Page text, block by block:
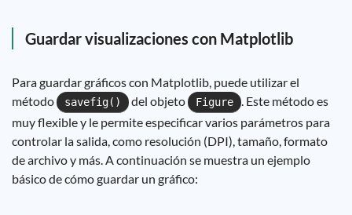
Guardar visualizaciones con Matplotlib
Para guardar gráficos con Matplotlib, puede utilizar el
método
savefig() del objeto Figure
. Este método es
muy flexible y le permite especificar varios parámetros para
controlar la salida, como resolución (DPI), tamaño, formato
de archivo y más. A continuación se muestra un ejemplo
básico de cómo guardar un gráfico: